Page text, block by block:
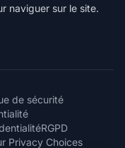
naviguer sur le site.
de sécurité
RGPD
Privacy Choices